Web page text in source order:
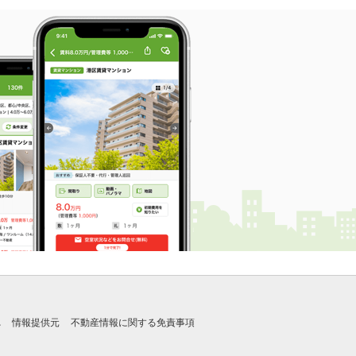
情報提供元 不動産情報に関する免責事項